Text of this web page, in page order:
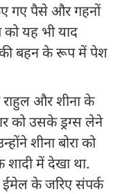
गए पैसे और गहनों
यह भी याद
की बहन के रूप में पेश
राहुल और शीना के
को उसके ड्रग्स लेने
शीना बोरा को
में देखा था.
ईमेल के जरिए संपर्क